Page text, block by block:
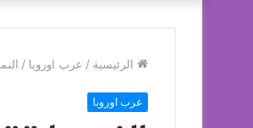
الرئيسية / عرب اوروبا /
عرب اوروبا